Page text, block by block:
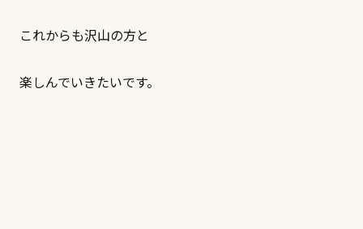
これからも沢山の方と
楽しんでいきたいです。